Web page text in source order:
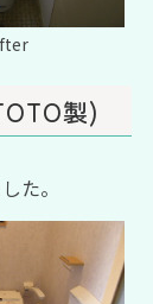
製)
た。